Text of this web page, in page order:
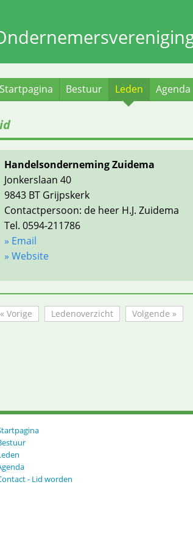
Startpagina Bestuur Leden Agenda
Handelsonderneming Zuidema
Jonkerslaan 40
9843 BT Grijpskerk
Contactpersoon: de heer H.J. Zuidema
Tel. 0594-211786
» Email
» Website
« Vorige Ledenoverzicht Volgende »
- Lid worden